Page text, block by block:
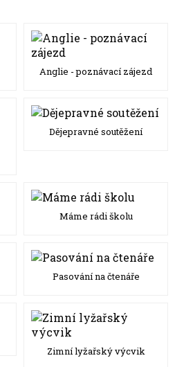
Anglie - poznávací zájezd
Dějepravné soutěžení
Máme rádi školu
Pasování na čtenáře
Zimní lyžařský výcvik